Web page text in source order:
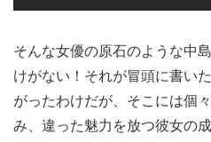
そんな女優の原石のような中
けがない！それが冒頭に書い
がったわけだが、そこには個
み、違った魅力を放つ彼女の